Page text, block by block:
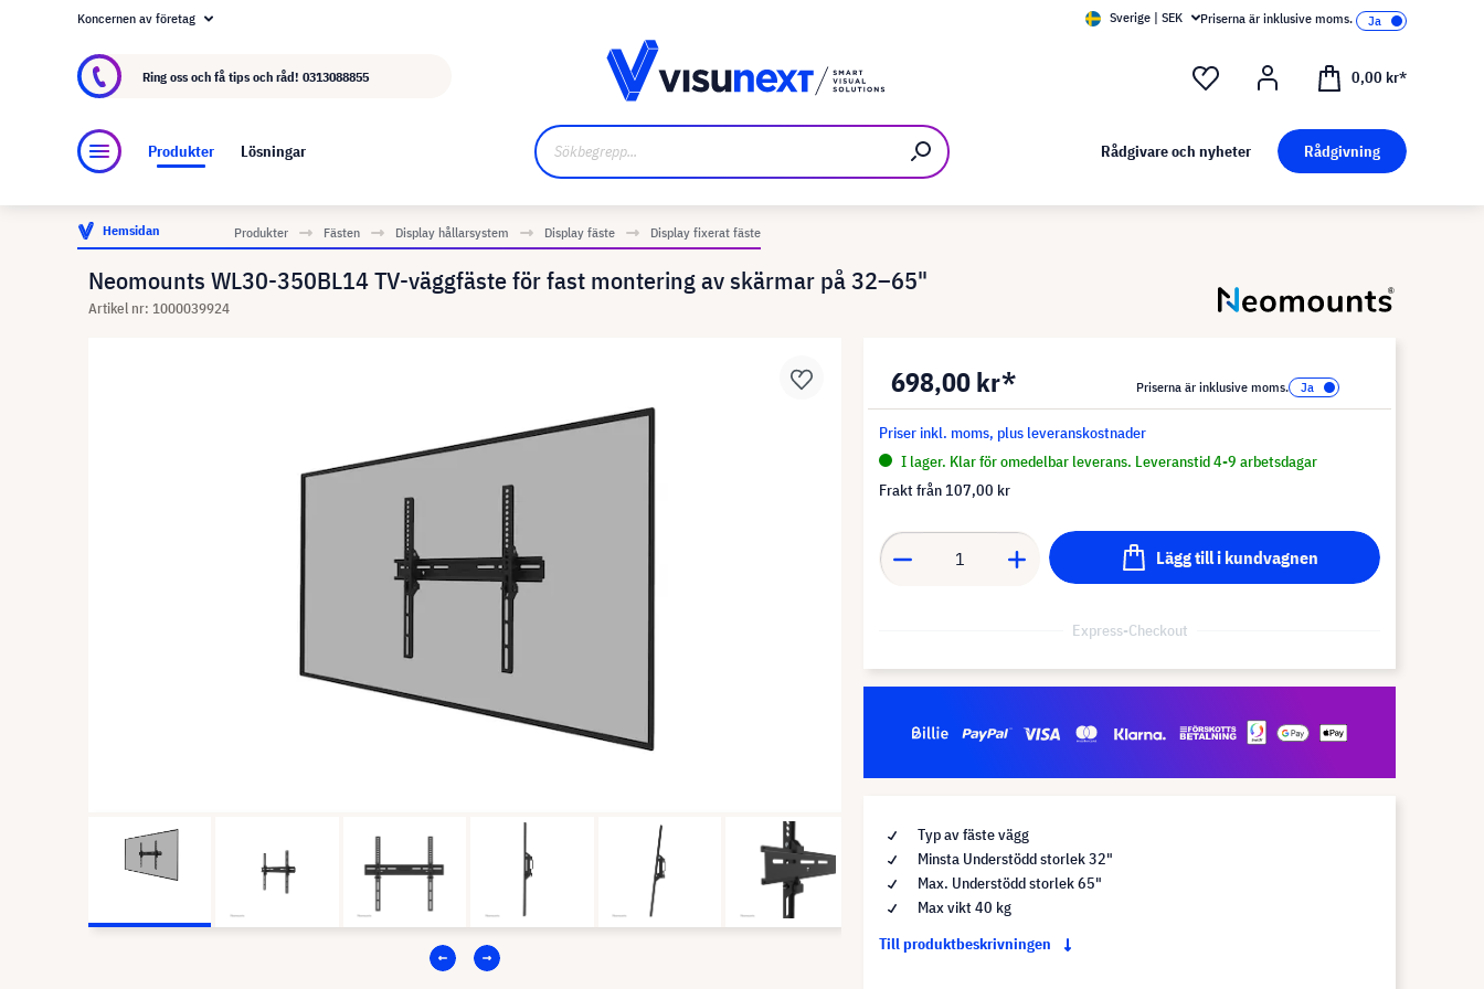
Om visunext.se
Koncernen av företag Sverige | SEK Priserna är inklusive moms.
Ring oss och få tips och råd! 0313088855 0,00 kr*
Produkter Lösningar Rådgivare och nyheter Rådgivning
Hemsidan Produkter Fästen Display hållarsystem Display fäste Display fixerat fäste
Neomounts WL30-350BL14 TV-väggfäste för fast montering av skärmar på 32–65"
Artikel nr: 1000039924
698,00 kr* Priserna är inklusive moms.
Priser inkl. moms, plus leveranskostnader
I lager. Klar för omedelbar leverans. Leveranstid 4-9 arbetsdagar
Frakt från 107,00 kr
Lägg till i kundvagnen
Express-Checkout
Typ av fäste vägg
Minsta Understödd storlek 32"
Max. Understödd storlek 65"
Max vikt 40 kg
Till produktbeskrivningen